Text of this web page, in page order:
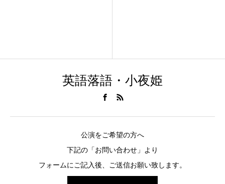
英語落語・小夜姫
公演をご希望の方へ
下記の「お問い合わせ」より
フォームにご記入後、ご送信お願い致します。